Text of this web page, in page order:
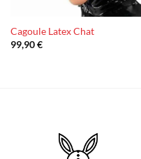
Cagoule Latex Chat
99,90€